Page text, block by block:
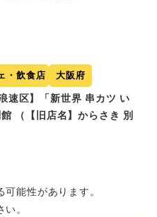
・飲食店 大阪府
速区】「新世界 串カツ い
（【旧店名】からさき 別
能性があります。
。